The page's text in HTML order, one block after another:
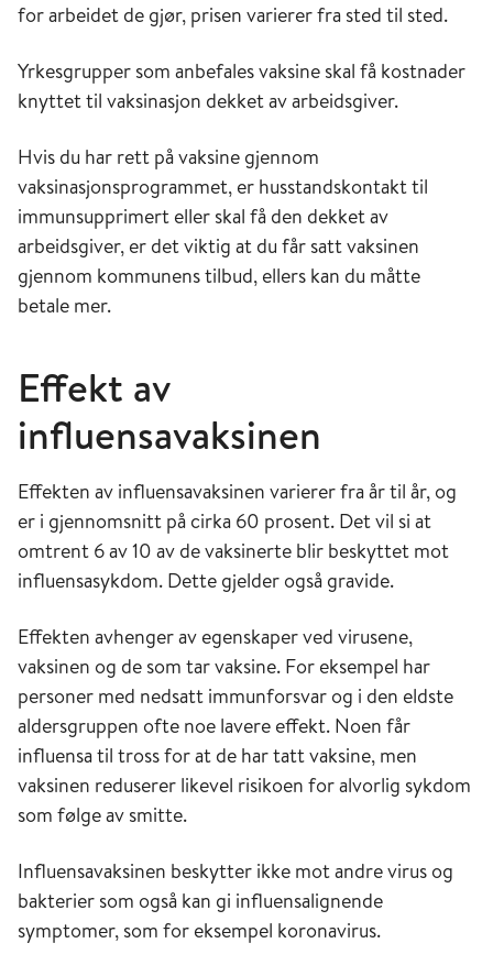
for arbeidet de gjør, prisen varierer fra sted til sted.
Yrkesgrupper som anbefales vaksine skal få kostnader
knyttet til vaksinasjon dekket av arbeidsgiver.
Hvis du har rett på vaksine gjennom
vaksinasjonsprogrammet, er husstandskontakt til
immunsupprimert eller skal få den dekket av
arbeidsgiver, er det viktig at du får satt vaksinen
gjennom kommunens tilbud, ellers kan du måtte
betale mer.
Effekt av
influensavaksinen
Effekten av influensavaksinen varierer fra år til år, og
er i gjennomsnitt på cirka 60 prosent. Det vil si at
omtrent 6 av 10 av de vaksinerte blir beskyttet mot
influensasykdom. Dette gjelder også gravide.
Effekten avhenger av egenskaper ved virusene,
vaksinen og de som tar vaksine. For eksempel har
personer med nedsatt immunforsvar og i den eldste
aldersgruppen ofte noe lavere effekt. Noen får
influensa til tross for at de har tatt vaksine, men
vaksinen reduserer likevel risikoen for alvorlig sykdom
som følge av smitte.
Influensavaksinen beskytter ikke mot andre virus og
bakterier som også kan gi influensalignende
symptomer, som for eksempel koronavirus.